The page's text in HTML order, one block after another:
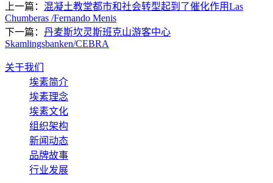
上一篇： 混凝土教堂都市和社会转型起到了催化作用Las
Chumberas /Fernando Menis
下一篇： 丹麦斯坎灵斯班克山游客中心
Skamlingsbanken/CEBRA
关于我们
埃素简介
埃素理念
埃素文化
组织架构
新闻动态
品牌故事
行业发展